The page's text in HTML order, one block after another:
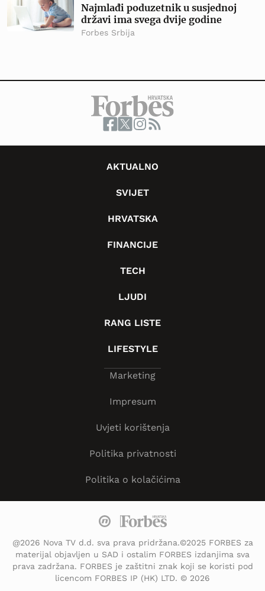
Najmlađi poduzetnik u susjednoj
državi ima svega dvije godine
Forbes Srbija
AKTUALNO
SVIJET
HRVATSKA
FINANCIJE
TECH
LJUDI
RANG LISTE
LIFESTYLE
Marketing
Impresum
Uvjeti korištenja
Politika privatnosti
Politika o kolačićima
@2026 Nova TV d.d. sva prava pridržana.©2025 FORBES za
materijal objavljen u SAD i ostalim FORBES izdanjima sva
prava zadržana. FORBES je zaštitni znak koji se koristi pod
licencom FORBES IP (HK) LTD. © 2026